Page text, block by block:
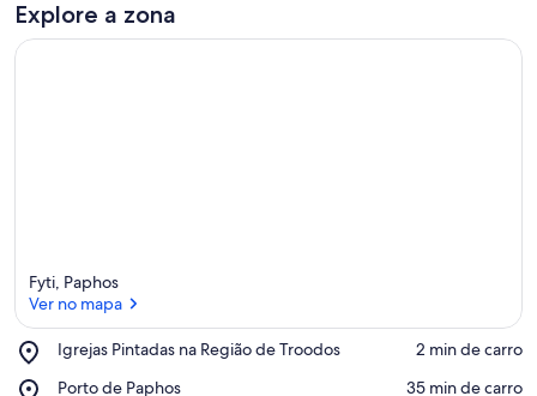
Explore a zona
Fyti, Paphos
Ver no mapa
Igrejas Pintadas na Região de Troodos
Place,
Pintadas
‪2 min de carro‬
Porto de Paphos
Place,
‪35 min de carro‬